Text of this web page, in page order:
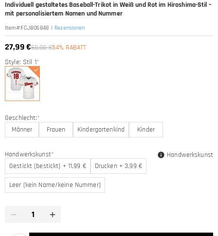
Individuell gestaltetes Baseball-Trikot in Weiß und Rot im Hiroshima-Stil –
mit personalisiertem Namen und Nummer
Item#:FCJB06848 | Rezensionen
27,99 €60,00 €54% RABATT
Style: Stil 1*
Geschlecht:*
Männer
Frauen Kindergartenkind Kinder
Handwerkskunst*
Gestickt (bestickt) + 11,99 €
Drucken + 3,99 €
Leer (kein Name/keine Nummer)
Handwerkskunst